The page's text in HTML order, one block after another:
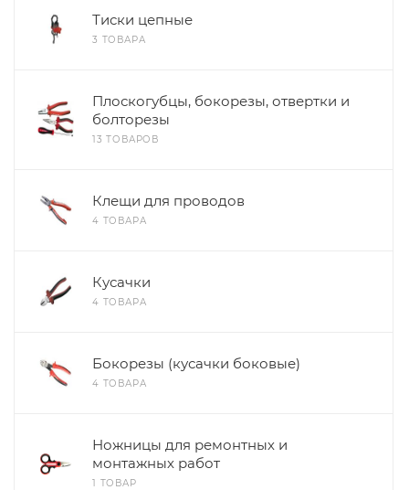
Тиски цепные
3 ТОВАРА
Плоскогубцы, бокорезы, отвертки и
болторезы
13 ТОВАРОВ
Клещи для проводов
4 ТОВАРА
Кусачки
4 ТОВАРА
Бокорезы (кусачки боковые)
4 ТОВАРА
Ножницы для ремонтных и
монтажных работ
1 ТОВАР